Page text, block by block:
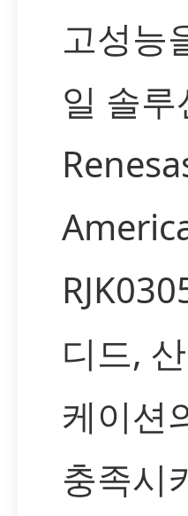
고성능
일 솔루
디드,
케이션
충족시